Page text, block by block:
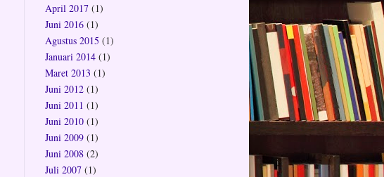
April 2017 (1)
Juni 2016 (1)
Agustus 2015 (1)
Januari 2014 (1)
Maret 2013 (1)
Juni 2012 (1)
Juni 2011 (1)
Juni 2010 (1)
Juni 2009 (1)
Juni 2008 (2)
Juli 2007 (1)